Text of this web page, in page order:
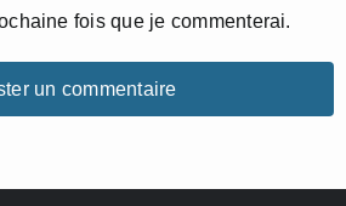
fois que je commenterai.